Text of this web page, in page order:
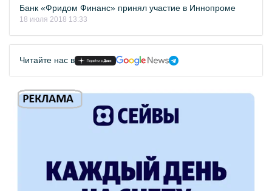
Банк «Фридом Финанс» принял участие в Иннопроме
18 июля 2018 13:33
Читайте нас в